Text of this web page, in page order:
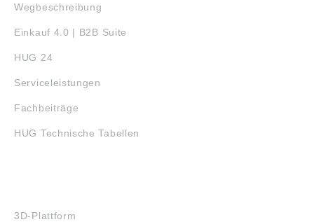
Wegbeschreibung
Einkauf 4.0 | B2B Suite
HUG 24
Serviceleistungen
Fachbeiträge
HUG Technische Tabellen
3D-Plattform